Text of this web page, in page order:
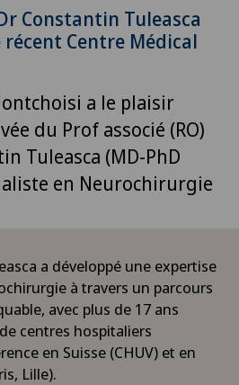
Constantin Tuleasca
Centre Médical
a le plaisir
du Prof associé (RO)
Tuleasca (MD-PhD
en Neurochirurgie
a développé une expertise
à travers un parcours
avec plus de 17 ans
centres hospitaliers
en Suisse (CHUV) et en
Lille).